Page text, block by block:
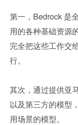
第一，Bedrock 是
用的各种基础资源
完全把这些工作交
行。
其次，通过提供亚
以及第三方的模型
用场景的模型。